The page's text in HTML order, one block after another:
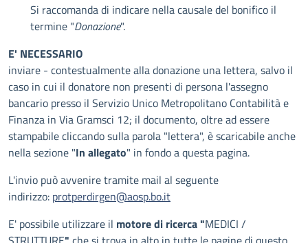
Si raccomanda di indicare nella causale del bonifico il
termine "Donazione".
E' NECESSARIO
inviare - contestualmente alla donazione una lettera, salvo il
caso in cui il donatore non presenti di persona l'assegno
bancario presso il Servizio Unico Metropolitano Contabilità e
Finanza in Via Gramsci 12; il documento, oltre ad essere
stampabile cliccando sulla parola "lettera", è scaricabile anche
nella sezione "In allegato" in fondo a questa pagina.
L'invio può avvenire tramite mail al seguente
indirizzo: protperdirgen@aosp.bo.it
E' possibile utilizzare il motore di ricerca "MEDICI /